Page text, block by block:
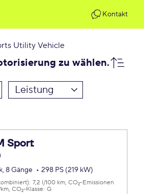
Kontakt
Utility Vehicle
zu wählen.
Leistung
Sport
8 Gänge 298 PS (219 kW)
7,2 l/100 km CO2-Emissionen
CO2-Klasse: G